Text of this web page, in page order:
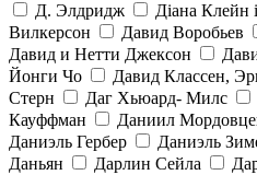
Д. Элдридж
Діана Клейн
Вилкерсон
Давид Воробьев
Давид и Нетти Джексон
Йонги Чо
Давид Классен,
Стерн
Даг Хьюард- Милс
Кауффман
Даниил
Даниэль Гербер
Даниэль
Даньян
Дарлин Сейла